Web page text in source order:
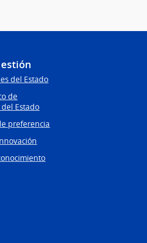
del Estado
de
Estado
preferencia